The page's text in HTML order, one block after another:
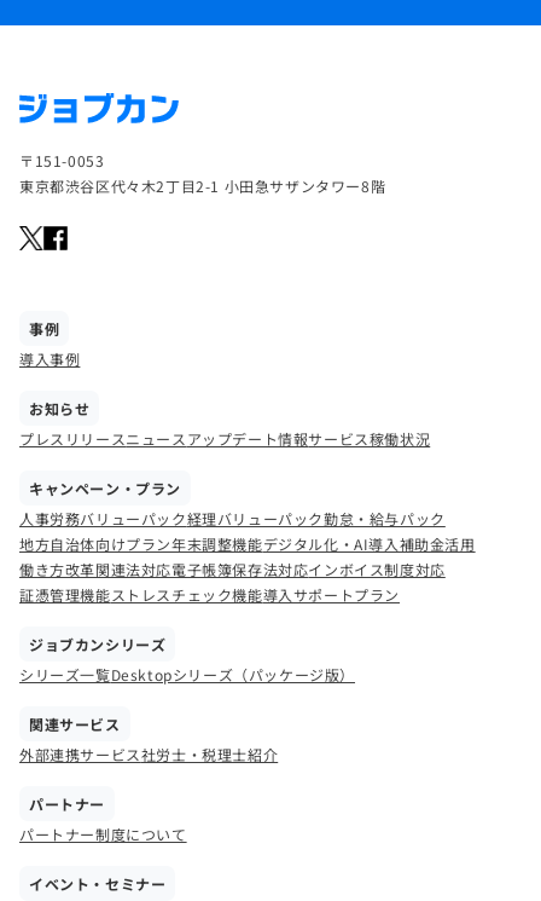
〒151-0053
東京都渋谷区代々木2丁目2-1 小田急サザンタワー8階
事例
導入事例
お知らせ
プレスリリースニュース アップデート情報サービス稼働状況
キャンペーン・プラン
人事労務バリューパック経理バリューパック勤怠・給与パック
地方自治体向けプラン年末調整機能デジタル化・AI導入補助金活用
働き方改革関連法対応電子帳簿保存法対応インボイス制度対応
証憑管理機能ストレスチェック機能導入サポートプラン
ジョブカンシリーズ
シリーズ一覧Desktopシリーズ（パッケージ版）
関連サービス
外部連携サービス社労士・税理士紹介
パートナー
パートナー制度について
イベント・セミナー